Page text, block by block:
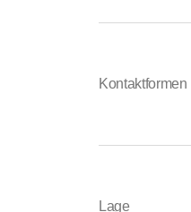
Kontaktformen
Lage